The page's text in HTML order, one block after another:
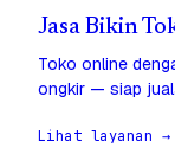
Jasa Bikin
Toko online
ongkir — siap
Lihat layanan →